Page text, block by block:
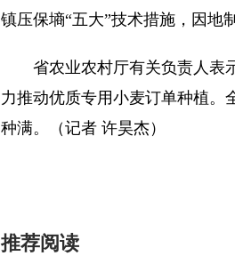
镇压保墒“五大”技术措施，因地
省农业农村厅有关负责人表示
力推动优质专用小麦订单种植。
种满。（记者 许昊杰）
推荐阅读